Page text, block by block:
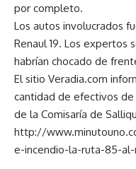
por completo.
Los autos involucrados
Renaul 19. Los expertos
habrían chocado de
El sitio Veradia.com
cantidad de efectivos
de la Comisaría de
http://
e-incendio-la-ruta-85-